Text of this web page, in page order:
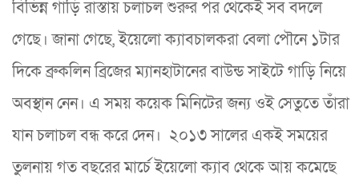
বিভিন্ন গাড়ি রাস্তায় চলাচল শুরুর পর থেকেই সব বদলে
গেছে। জানা গেছে, ইয়েলো ক্যাবচালকরা বেলা পৌনে ১টার
দিকে ব্রুকলিন ব্রিজের ম্যানহাটানের বাউন্ড সাইটে গাড়ি নিয়ে
অবস্থান নেন। এ সময় কয়েক মিনিটের জন্য ওই সেতুতে তাঁরা
যান চলাচল বন্ধ করে দেন। ২০১৩ সালের একই সময়ের
তুলনায় গত বছরের মার্চে ইয়েলো ক্যাব থেকে আয় কমেছে